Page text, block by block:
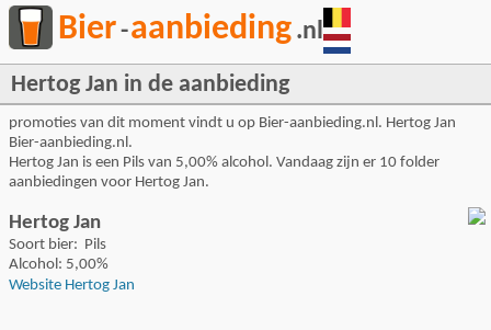
Bier-aanbieding .nl
Hertog Jan in de aanbieding
promoties van dit moment vindt u op Bier-aanbieding.nl. Hertog Jan
Bier-aanbieding.nl.
Hertog Jan is een Pils van 5,00% alcohol. Vandaag zijn er 10 folder
aanbiedingen voor Hertog Jan.
Hertog Jan
Soort bier: Pils
Alcohol: 5,00%
Website Hertog Jan